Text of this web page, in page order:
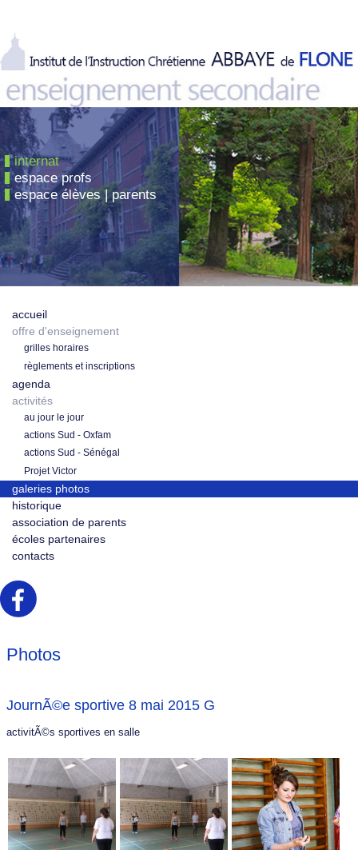
internat
espace profs
espace élèves | parents
accueil
offre d'enseignement
grilles horaires
règlements et inscriptions
agenda
activités
au jour le jour
actions Sud - Oxfam
actions Sud - Sénégal
Projet Victor
galeries photos
historique
association de parents
écoles partenaires
contacts
Photos
JournÃ©e sportive 8 mai 2015 G
activitÃ©s sportives en salle